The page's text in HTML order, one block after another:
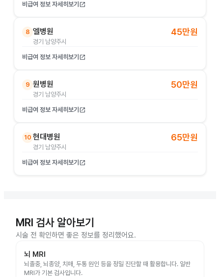
비급여 정보 자세히보기 open_in_new
8 엘병원
경기 남양주시
45만원
비급여 정보 자세히보기 open_in_new
9 원병원
경기 남양주시
50만원
비급여 정보 자세히보기 open_in_new
10 현대병원
경기 남양주시
65만원
비급여 정보 자세히보기 open_in_new
MRI 검사 알아보기
시술 전 확인하면 좋은 정보를 정리했어요.
뇌 MRI
뇌졸중, 뇌종양, 치매, 두통 원인 등을 정밀 진단할 때 활용합니다. 일반
MRI가 기본 검사입니다.